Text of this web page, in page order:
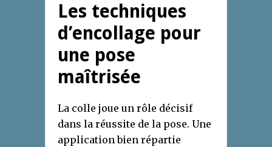
Les techniques
d’encollage pour
une pose
maîtrisée
La colle joue un rôle décisif
dans la réussite de la pose. Une
application bien répartie